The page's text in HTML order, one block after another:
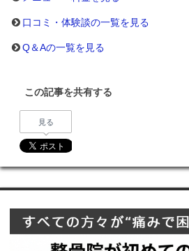
口コミ・体験談の一覧を見る
Q＆Aの一覧を見る
この記事を共有する
見る